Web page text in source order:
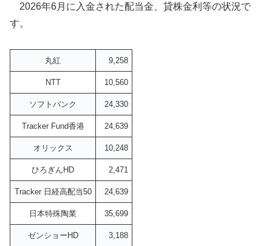
2026年6月に入金された配当金、貸株金利等の状況で
す。
丸紅 9,258
NTT 10,560
ソフトバンク 24,330
Tracker Fund香港 24,639
オリックス 10,248
ひろぎんHD 2,471
Tracker 日経高配当50 24,639
日本特殊陶業 35,699
ゼンショーHD 3,188